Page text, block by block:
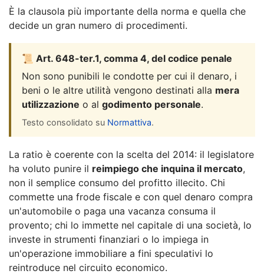
È la clausola più importante della norma e quella che
decide un gran numero di procedimenti.
📜 Art. 648-ter.1, comma 4, del codice penale
Non sono punibili le condotte per cui il denaro, i
beni o le altre utilità vengono destinati alla mera
utilizzazione o al godimento personale.
Testo consolidato su Normattiva.
La ratio è coerente con la scelta del 2014: il legislatore
ha voluto punire il reimpiego che inquina il mercato,
non il semplice consumo del profitto illecito. Chi
commette una frode fiscale e con quel denaro compra
un'automobile o paga una vacanza consuma il
provento; chi lo immette nel capitale di una società, lo
investe in strumenti finanziari o lo impiega in
un'operazione immobiliare a fini speculativi lo
reintroduce nel circuito economico.